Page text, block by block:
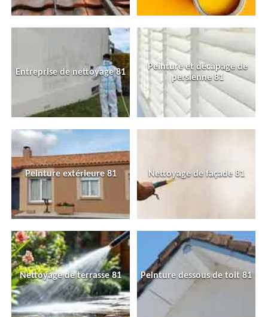
Entreprise de nettoyage 81
Peinture et décapage de
persienne 81
Peinture extérieure 81 Nettoyage de façade 81
Nettoyage de terrasse 81 Peinture dessous de toit 81